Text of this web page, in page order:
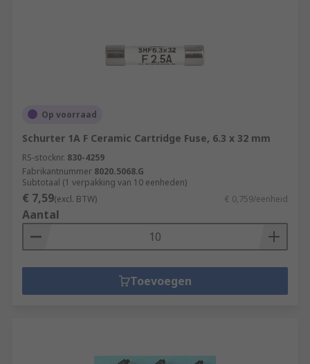
Op voorraad
Schurter 1A F Ceramic Cartridge Fuse, 6.3 x 32 mm
RS-stocknr. 830-4259
Fabrikantnummer 8020.5068.G
Subtotaal (1 verpakking van 10 eenheden)
€ 7,59(excl. BTW) € 0,759/eenheid
Aantal
Toevoegen